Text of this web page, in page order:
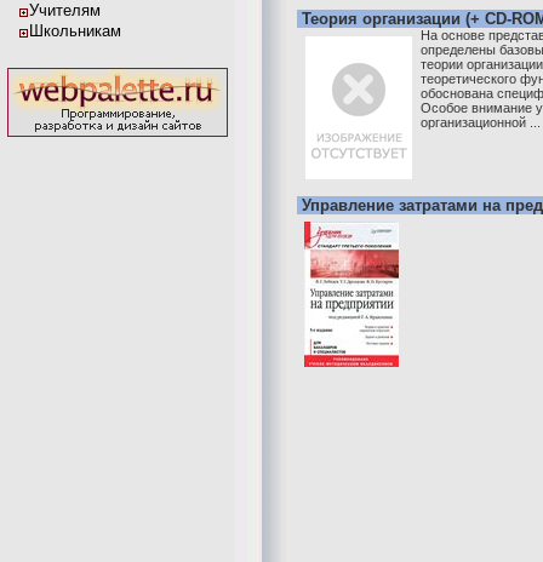
Учителям
Школьникам
Теория организации (+ CD-
На основе
определены
теории
теоретического
обоснована
Особое внимание
организационной ...
Управление затратами на